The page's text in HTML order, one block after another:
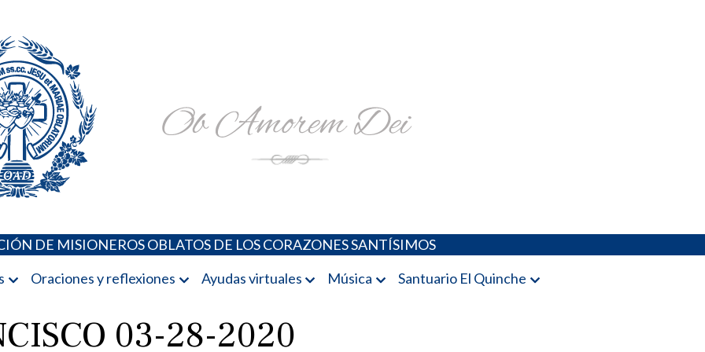
DE MISIONEROS OBLATOS DE LOS CORAZONES SANTÍSIMOS
Oraciones y reflexiones Ayudas virtuales Música Santuario El Quinche
03-28-2020